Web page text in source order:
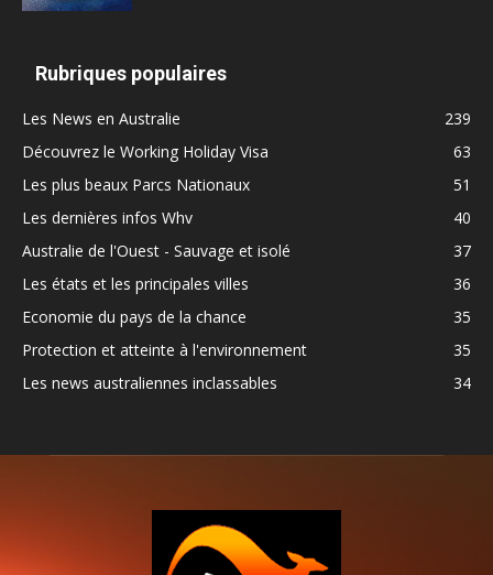
Rubriques populaires
Les News en Australie
239
Découvrez le Working Holiday Visa
63
Les plus beaux Parcs Nationaux
51
Les dernières infos Whv
40
Australie de l'Ouest - Sauvage et isolé
37
Les états et les principales villes
36
Economie du pays de la chance
35
Protection et atteinte à l'environnement
35
Les news australiennes inclassables
34